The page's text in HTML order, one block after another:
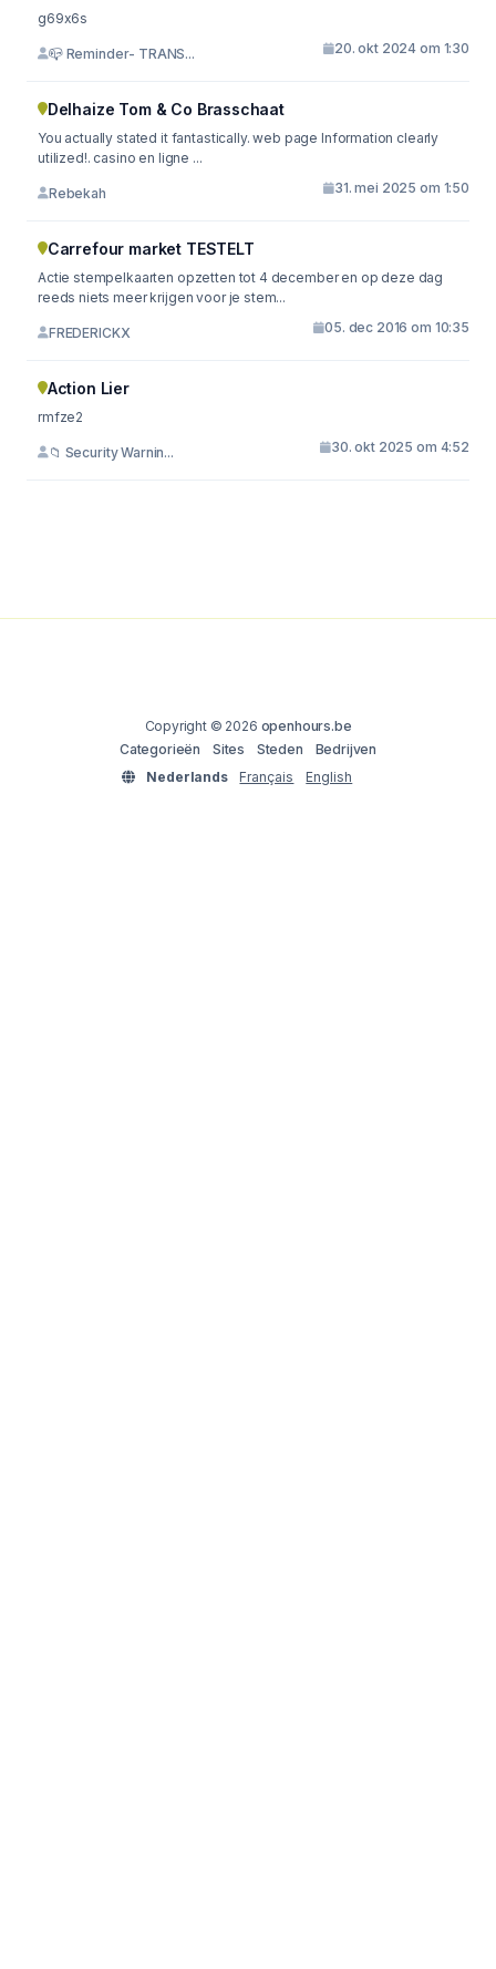
g69x6s
📪 Reminder- TRANS... 20. okt 2024 om 1:30
Delhaize Tom & Co Brasschaat
You actually stated it fantastically. web page Information clearly
utilized!. casino en ligne ...
Rebekah 31. mei 2025 om 1:50
Carrefour market TESTELT
Actie stempelkaarten opzetten tot 4 december en op deze dag
reeds niets meer krijgen voor je stem...
FREDERICKX 05. dec 2016 om 10:35
Action Lier
rmfze2
📁 Security Warnin... 30. okt 2025 om 4:52
Copyright © 2026 openhours.be
Categorieën
Sites Steden
Bedrijven
Nederlands
Français English